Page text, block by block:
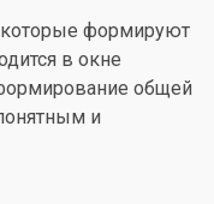
которые формируют
в окне
общей
и